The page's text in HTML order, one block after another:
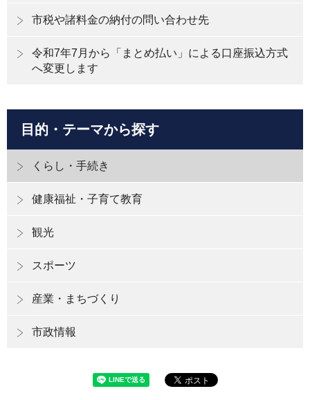
市税や諸料金の納付の問い合わせ先
令和7年7月から「まとめ払い」による口座振込方式
へ変更します
目的・テーマから探す
くらし・手続き
健康福祉・子育て教育
観光
スポーツ
産業・まちづくり
市政情報